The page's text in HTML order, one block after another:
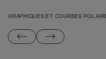
GRAPHIQUES ET COURBES